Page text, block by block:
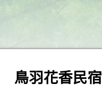
鳥羽花香民宿